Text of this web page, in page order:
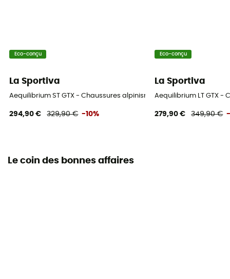
Eco-conçu
La Sportiva
Aequilibrium ST GTX - Chaussures alpinisme homme
294,90 € 329,90 € -10%
Eco-conçu
La Sportiva
Aequilibrium LT GTX -
279,90 € 349,90 €
Le coin des bonnes affaires